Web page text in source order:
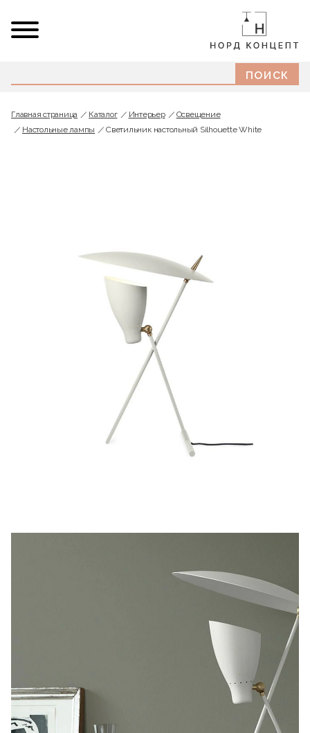
Главная страница Каталог Интерьер
Освещение
Настольные лампы
Светильник настольный Silhouette White